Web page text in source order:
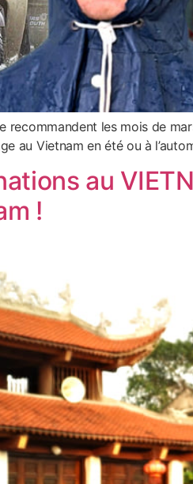
recommandent les mois de
au Vietnam en été ou à
au
!